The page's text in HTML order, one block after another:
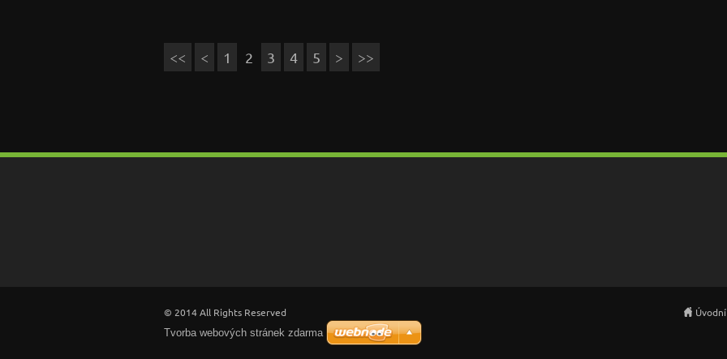
<< < 1 2 3 4 5 > >>
© 2014 All Rights Reserved
Tvorba webových stránek zdarma